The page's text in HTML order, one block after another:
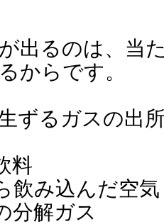
出るのは、当
からです。
ずるガスの出
料
飲み込んだ空気
分解ガス